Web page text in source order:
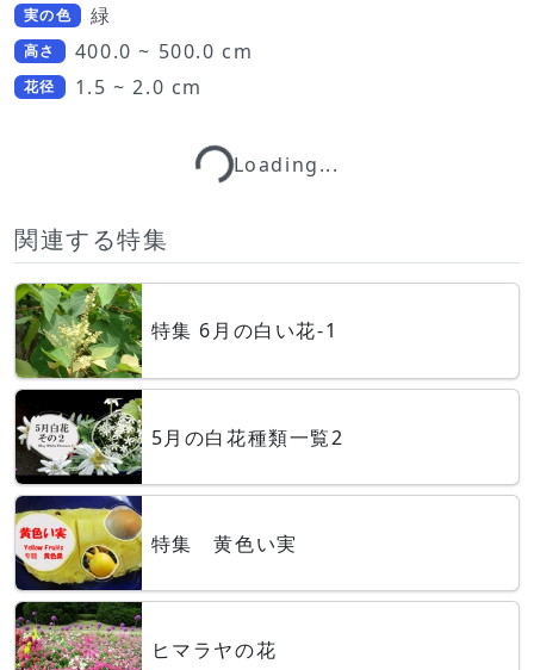
実の色 緑
高さ 400.0 ~ 500.0 cm
花径 1.5 ~ 2.0 cm
Loading...
Loading...
関連する特集
特集 6月の白い花-1
5月の白花種類一覧2
特集 黄色い実
ヒマラヤの花